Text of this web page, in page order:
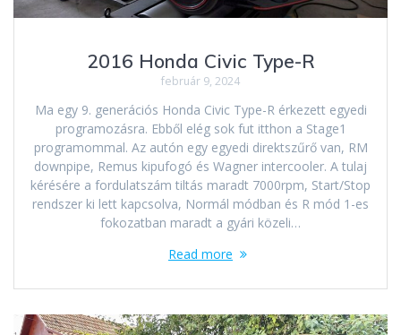
2016 Honda Civic Type-R
február 9, 2024
Ma egy 9. generációs Honda Civic Type-R érkezett egyedi
programozásra. Ebből elég sok fut itthon a Stage1
programommal. Az autón egy egyedi direktszűrő van, RM
downpipe, Remus kipufogó és Wagner intercooler. A tulaj
kérésére a fordulatszám tiltás maradt 7000rpm, Start/Stop
rendszer ki lett kapcsolva, Normál módban és R mód 1-es
fokozatban maradt a gyári közeli…
Read more